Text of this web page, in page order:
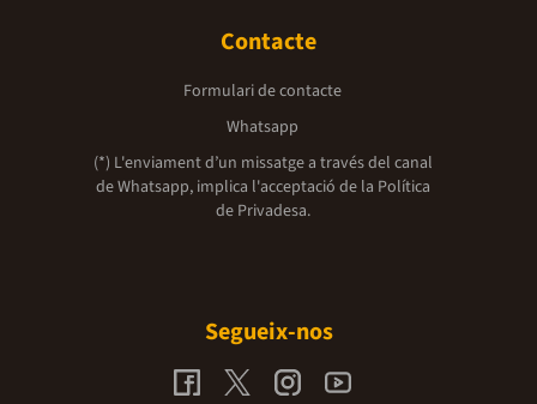
Contacte
Formulari de contacte
Whatsapp
(*) L'enviament d’un missatge a través del canal
de Whatsapp, implica l'acceptació de la Política
de Privadesa.
Segueix-nos